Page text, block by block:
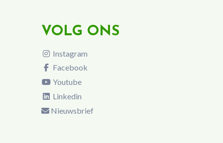
VOLG ONS
Instagram
Facebook
Youtube
Linkedin
Nieuwsbrief